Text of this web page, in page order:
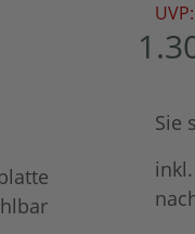
UVP:
Sie